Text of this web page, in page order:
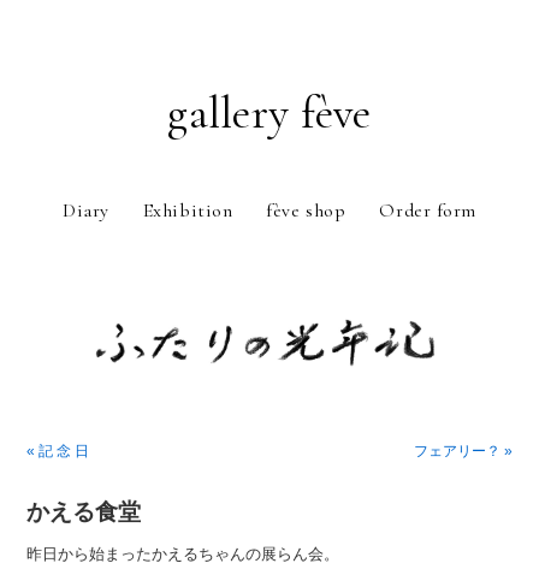
gallery fève
Diary Exhibition fève shop Order form
« 記 念 日
フェアリー？ »
かえる食堂
昨日から始まったかえるちゃんの展らん会。